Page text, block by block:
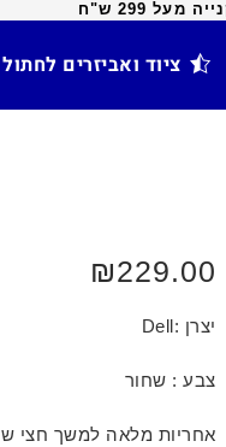
299 ש"ח
ציוד ואביזרים לחתול
₪229.00
יצרן :Dell
צבע : שחור
אחריות מלאה למשך חצי